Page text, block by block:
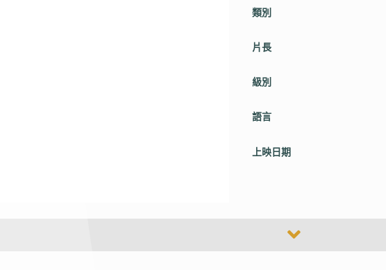
類別
片長
級別
語言
上映日期